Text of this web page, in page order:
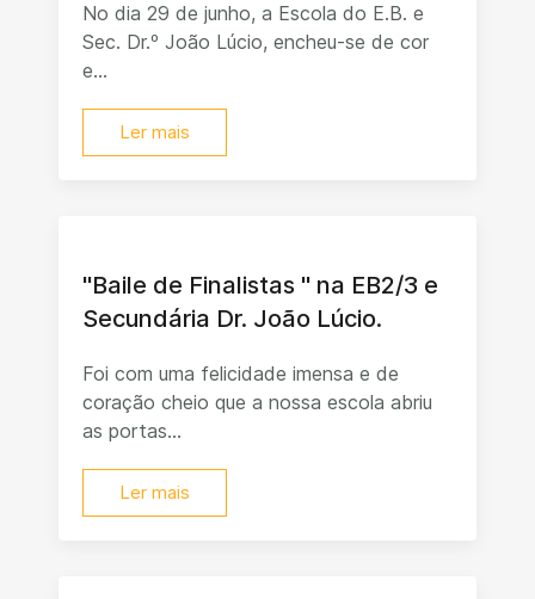
No dia 29 de junho, a Escola do E.B. e
Sec. Dr.º João Lúcio, encheu-se de cor
e...
Ler mais
"Baile de Finalistas " na EB2/3 e
Secundária Dr. João Lúcio.
Foi com uma felicidade imensa e de
coração cheio que a nossa escola abriu
as portas...
Ler mais